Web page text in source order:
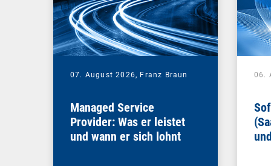
07. August 2026, Franz Braun
Managed Service
Provider: Was er leistet
und wann er sich lohnt
06.